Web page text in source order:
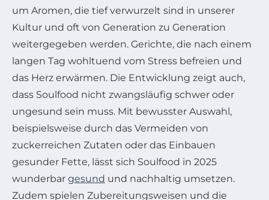
um Aromen, die tief verwurzelt sind in unserer
Kultur und oft von Generation zu Generation
weitergegeben werden. Gerichte, die nach einem
langen Tag wohltuend vom Stress befreien und
das Herz erwärmen. Die Entwicklung zeigt auch,
dass Soulfood nicht zwangsläufig schwer oder
ungesund sein muss. Mit bewusster Auswahl,
beispielsweise durch das Vermeiden von
zuckerreichen Zutaten oder das Einbauen
gesunder Fette, lässt sich Soulfood in 2025
wunderbar gesund und nachhaltig umsetzen.
Zudem spielen Zubereitungsweisen und die